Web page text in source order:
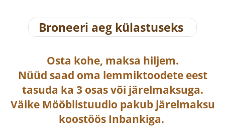
Broneeri aeg külastuseks
Osta kohe, maksa hiljem.
Nüüd saad oma lemmiktoodete eest
tasuda ka 3 osas või järelmaksuga.
Väike Mööblistuudio pakub järelmaksu
koostöös Inbankiga.